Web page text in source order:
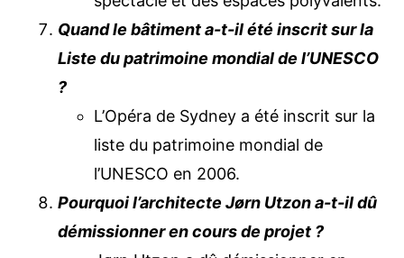
Quand le bâtiment a-t-il été inscrit sur la
Liste du patrimoine mondial de l’UNESCO
?
L’Opéra de Sydney a été inscrit sur la
liste du patrimoine mondial de
l’UNESCO en 2006.
Pourquoi l’architecte Jørn Utzon a-t-il dû
démissionner en cours de projet ?